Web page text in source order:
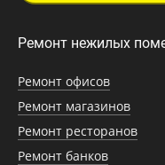
Ремонт нежилых
Ремонт офисов
Ремонт магазинов
Ремонт ресторанов
Ремонт банков